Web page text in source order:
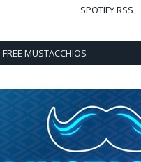
SPOTIFYRSS
FREE MUSTACCHIOS